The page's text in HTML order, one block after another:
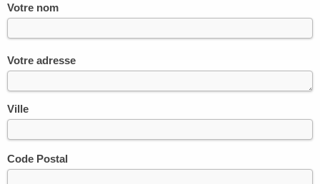
Votre nom
Votre adresse
Ville
Code Postal